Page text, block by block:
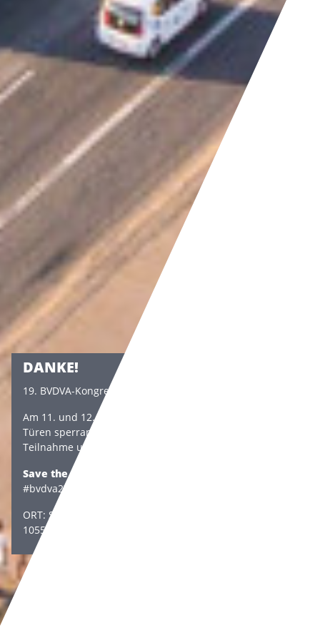
DANKE!
19. BVDVA-Kongress 2026
Am 11. und 12. Juni hatte der Kongress wieder sein
Türen sperrangelweit offen. Vielen Dank für Ihre
Teilnahme und Interesse.
Save the Date:
#bvdva27
ORT: Steigenberger am Kanzleramt - Ella-Trebe-Strasse,
10557 Berlin